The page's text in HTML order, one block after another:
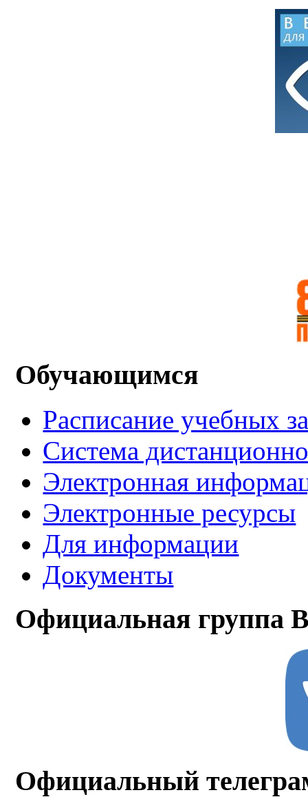
Обучающимся
Расписание учебных
Система
Электронная
Электронные ресурсы
Для информации
Документы
Официальная группа
Официальный